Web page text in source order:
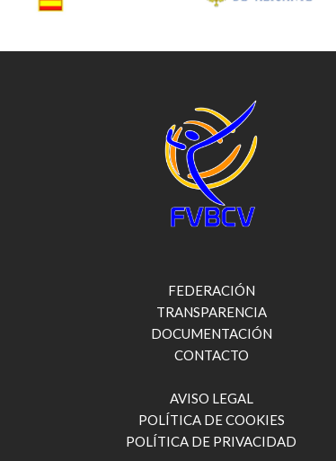
FEDERACIÓN
TRANSPARENCIA
DOCUMENTACIÓN
CONTACTO
AVISO LEGAL
POLÍTICA DE COOKIES
POLÍTICA DE PRIVACIDAD